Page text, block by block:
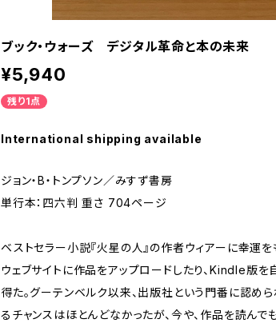
ブック・ウォーズ デジタル革命と本の未来
¥5,940
残り1点
International shipping available
ジョン・B・トンプソン／みすず書房
単行本：四六判 重さ 704ページ
ベストセラー小説『火星の人』の作者ウィアーに幸運を
ウェブサイトに作品をアップロードしたり、Kindle版
得た。グーテンベルク以来、出版社という門番に認め
るチャンスはほとんどなかったが、今や、作品を読ん